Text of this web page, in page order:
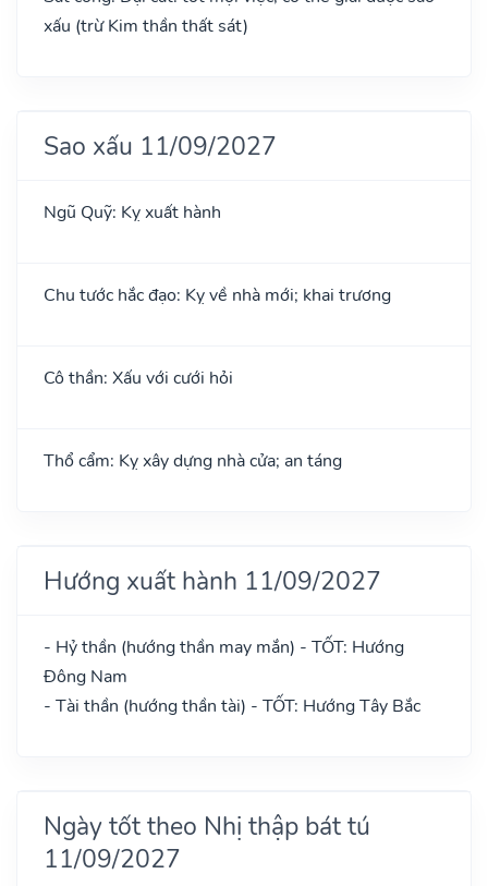
xấu (trừ Kim thần thất sát)
Sao xấu 11/09/2027
Ngũ Quỹ: Kỵ xuất hành
Chu tước hắc đạo: Kỵ về nhà mới; khai trương
Cô thần: Xấu với cưới hỏi
Thổ cẩm: Kỵ xây dựng nhà cửa; an táng
Hướng xuất hành 11/09/2027
- Hỷ thần (hướng thần may mắn) - TỐT: Hướng
Đông Nam
- Tài thần (hướng thần tài) - TỐT: Hướng Tây Bắc
Ngày tốt theo Nhị thập bát tú
11/09/2027